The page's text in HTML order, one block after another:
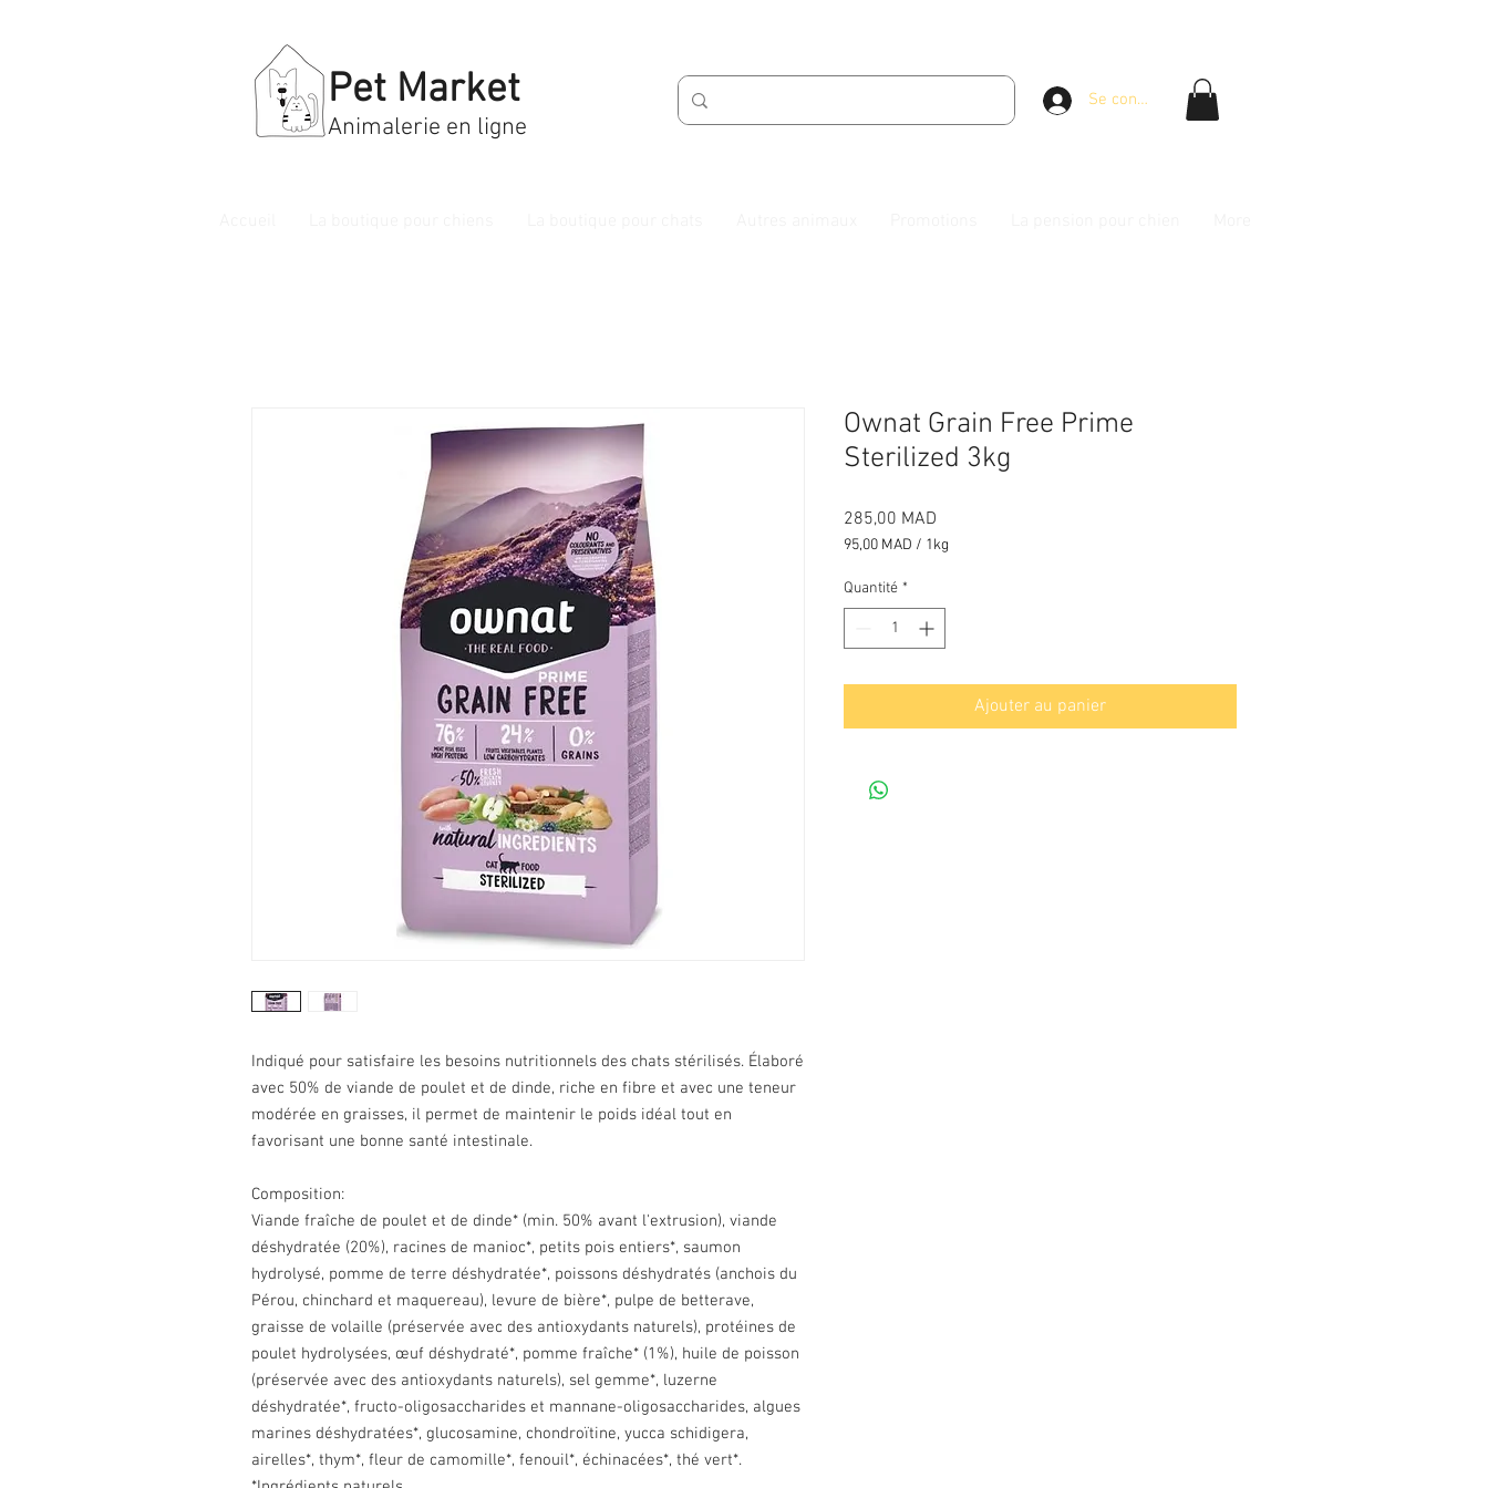
Pet Market
Animalerie en ligne
Se connecter
Indiqué pour satisfaire les besoins nutritionnels des chats stérilisés. Élaboré
avec 50% de viande de poulet et de dinde, riche en fibre et avec une teneur
modérée en graisses, il permet de maintenir le poids idéal tout en
favorisant une bonne santé intestinale.
Composition:
Viande fraîche de poulet et de dinde* (min. 50% avant l'extrusion), viande
déshydratée (20%), racines de manioc*, petits pois entiers*, saumon
hydrolysé, pomme de terre déshydratée*, poissons déshydratés (anchois du
Pérou, chinchard et maquereau), levure de bière*, pulpe de betterave,
graisse de volaille (préservée avec des antioxydants naturels), protéines de
poulet hydrolysées, œuf déshydraté*, pomme fraîche* (1%), huile de poisson
(préservée avec des antioxydants naturels), sel gemme*, luzerne
déshydratée*, fructo-oligosaccharides et mannane-oligosaccharides, algues
marines déshydratées*, glucosamine, chondroïtine, yucca schidigera,
airelles*, thym*, fleur de camomille*, fenouil*, échinacées*, thé vert*.
Ownat Grain Free Prime
Sterilized 3kg
285,00 MAD
95,00 MAD / 1kg
pour
1
Kilogramme
Quantité *
Ajouter au panier